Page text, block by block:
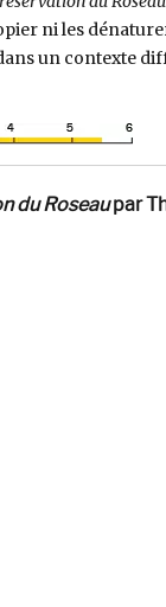
ni les
un contexte
du Roseaupar